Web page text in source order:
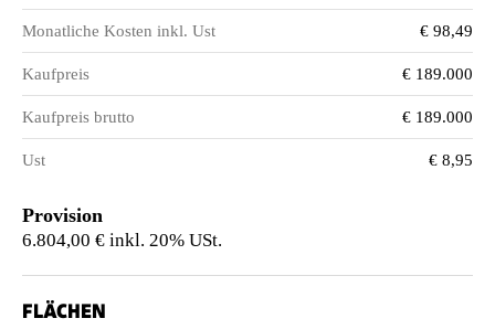
Monatliche Kosten inkl. Ust € 98,49
Kaufpreis € 189.000
Kaufpreis brutto € 189.000
Ust € 8,95
Provision
6.804,00 € inkl. 20% USt.
FLÄCHEN